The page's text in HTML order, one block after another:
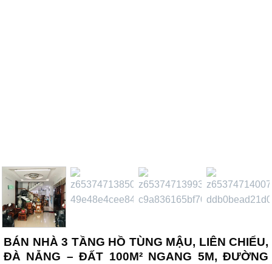
BÁN NHÀ 3 TẦNG HỒ TÙNG MẬU, LIÊN CHIỂU,
ĐÀ NẴNG – ĐẤT 100M² NGANG 5M, ĐƯỜNG